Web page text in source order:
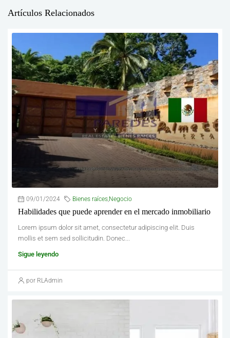
Artículos Relacionados
09/01/2024 Bienes raíces,Negocio
Habilidades que puede aprender en el mercado inmobiliario
Lorem ipsum dolor sit amet, consectetur adipiscing elit. Duis
mollis et sem sed sollicitudin. Donec...
Sigue leyendo
por RLAdmin